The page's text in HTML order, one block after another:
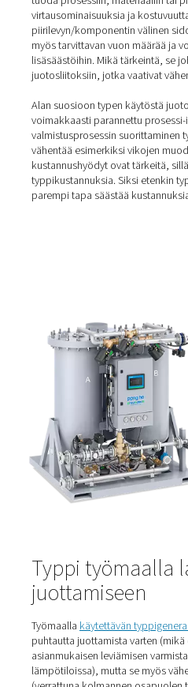
alemmissa lämpötiloissa.
muodostumista, jotka
tuoda prosessiin,
virtausominaisuuksia ja
piirilevyn/komponentin
myös tarvittavan vuon
lisäsäästöihin. Mikä
juotosliitoksiin, jotka
Alan suosioon typen
voimakkaasti parannettu
kustannushyödyt ovat
typpikustannuksia. Siksi
parempi tapa säästää